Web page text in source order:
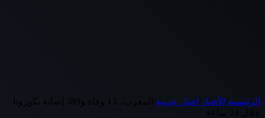
الرئيسية الأخبار اخبار عربية
المغرب.. 13 وفاة و389 إصابة بكورونا